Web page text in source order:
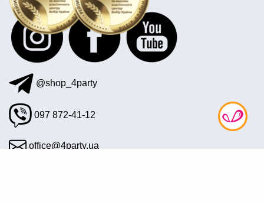
@shop_4party
097 872-41-12
office@4party.ua